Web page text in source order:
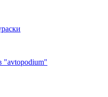
"avtopodium"